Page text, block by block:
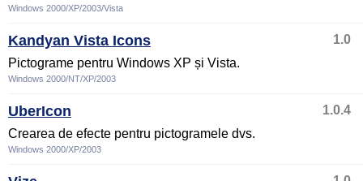
Windows 2000/XP/2003/Vista
Kandyan Vista Icons
1.0
Pictograme pentru Windows XP și Vista.
Windows 2000/NT/XP/2003
UberIcon
1.0.4
Crearea de efecte pentru pictogramele dvs.
Windows 2000/XP/2003